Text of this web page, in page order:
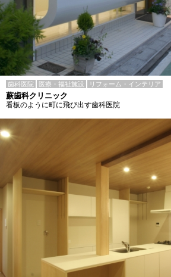
歯科医院 医療・福祉施設 リフォーム・インテリア
蕨歯科クリニック
看板のように町に飛び出す歯科医院